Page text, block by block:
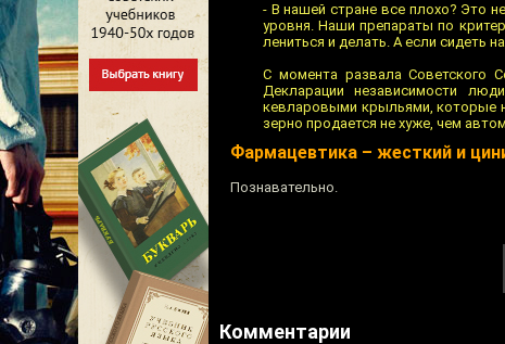
- В нашей стране все плохо? Это
уровня. Наши препараты по
лениться и делать. А если сидеть
С момента развала Советского
Декларации независимости
кевларовыми крыльями, которые
зерно продается не хуже, чем
Фармацевтика – жесткий и
Познавательно.
Комментарии